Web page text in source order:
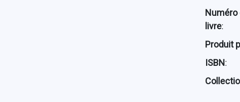
Numéro
livre:
Produit
ISBN: